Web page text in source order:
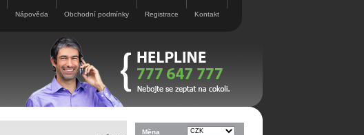
Nápověda Obchodní podmínky Registrace Kontakt
Měna